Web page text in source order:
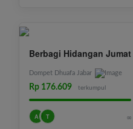
Berbagi Hidangan Jumat
Dompet Dhuafa Jabar
Rp 176.609 terkumpul
A T ∞